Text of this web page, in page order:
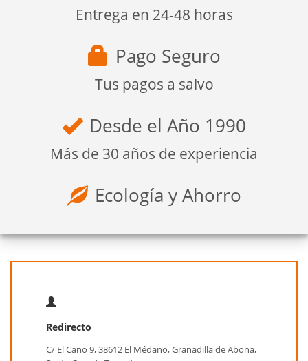
Entrega en 24-48 horas
Pago Seguro
Tus pagos a salvo
Desde el Año 1990
Más de 30 años de experiencia
Ecología y Ahorro
Redirecto
C/ El Cano 9, 38612 El Médano, Granadilla de Abona,